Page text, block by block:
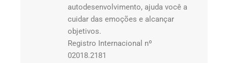
autodesenvolvimento, ajuda você a
cuidar das emoções e alcançar
objetivos.
Registro Internacional nº
02018.2181